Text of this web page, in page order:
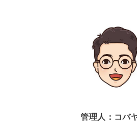
管理人：コバ